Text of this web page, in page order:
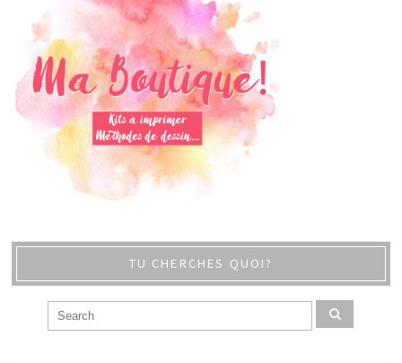
TU CHERCHES QUOI?